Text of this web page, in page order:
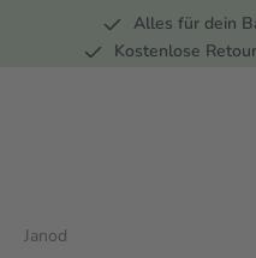
Zur Hauptnavigation
Alles für dein
Kostenlose
Janod